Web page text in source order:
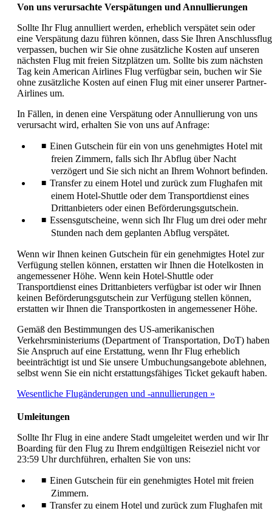
Von uns verursachte Verspätungen und Annullierungen
Sollte Ihr Flug annulliert werden, erheblich verspätet sein oder
eine Verspätung dazu führen können, dass Sie Ihren Anschlussflug
verpassen, buchen wir Sie ohne zusätzliche Kosten auf unseren
nächsten Flug mit freien Sitzplätzen um. Sollte bis zum nächsten
Tag kein American Airlines Flug verfügbar sein, buchen wir Sie
ohne zusätzliche Kosten auf einen Flug mit einer unserer Partner-
Airlines um.
In Fällen, in denen eine Verspätung oder Annullierung von uns
verursacht wird, erhalten Sie von uns auf Anfrage:
Einen Gutschein für ein von uns genehmigtes Hotel mit
freien Zimmern, falls sich Ihr Abflug über Nacht
verzögert und Sie sich nicht an Ihrem Wohnort befinden.
Transfer zu einem Hotel und zurück zum Flughafen mit
einem Hotel-Shuttle oder dem Transportdienst eines
Drittanbieters oder einen Beförderungsgutschein.
Essensgutscheine, wenn sich Ihr Flug um drei oder mehr
Stunden nach dem geplanten Abflug verspätet.
Wenn wir Ihnen keinen Gutschein für ein genehmigtes Hotel zur
Verfügung stellen können, erstatten wir Ihnen die Hotelkosten in
angemessener Höhe. Wenn kein Hotel-Shuttle oder
Transportdienst eines Drittanbieters verfügbar ist oder wir Ihnen
keinen Beförderungsgutschein zur Verfügung stellen können,
erstatten wir Ihnen die Transportkosten in angemessener Höhe.
Gemäß den Bestimmungen des US-amerikanischen
Verkehrsministeriums (Department of Transportation, DoT) haben
Sie Anspruch auf eine Erstattung, wenn Ihr Flug erheblich
beeinträchtigt ist und Sie unsere Umbuchungsangebote ablehnen,
selbst wenn Sie ein nicht erstattungsfähiges Ticket gekauft haben.
Wesentliche Flugänderungen und -annullierungen
Umleitungen
Sollte Ihr Flug in eine andere Stadt umgeleitet werden und wir Ihr
Boarding für den Flug zu Ihrem endgültigen Reiseziel nicht vor
23:59 Uhr durchführen, erhalten Sie von uns:
Einen Gutschein für ein genehmigtes Hotel mit freien
Zimmern.
Transfer zu einem Hotel und zurück zum Flughafen mit